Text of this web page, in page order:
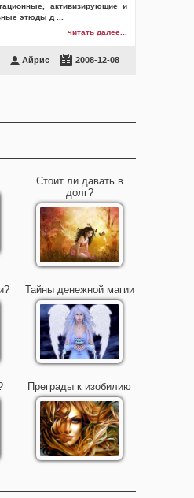
активизирующие и
этюды д
читать далее...
Айрис 2008-12-08
Стоит ли давать в
долг?
Тайны денежной магии
Преграды к изобилию